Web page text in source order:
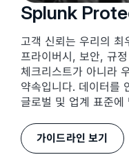
Splunk
고객 신뢰는 우리의 최
프라이버시, 보안, 규
체크리스트가 아니라
약속입니다. 데이터를
글로벌 및 업계 표준에
가이드라인 보기